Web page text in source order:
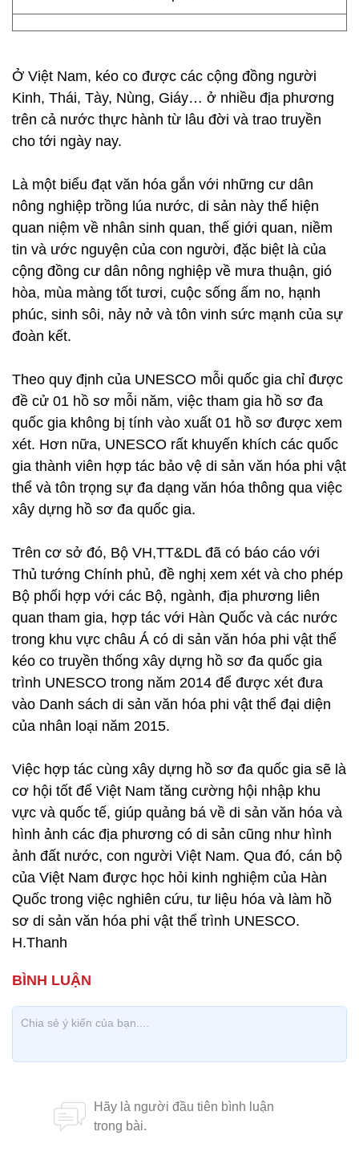
Ở Việt Nam, kéo co được các cộng đồng người
Kinh, Thái, Tày, Nùng, Giáy… ở nhiều địa phương
trên cả nước thực hành từ lâu đời và trao truyền
cho tới ngày nay.
Là một biểu đạt văn hóa gắn với những cư dân
nông nghiệp trồng lúa nước, di sản này thể hiện
quan niệm về nhân sinh quan, thế giới quan, niềm
tin và ước nguyện của con người, đặc biệt là của
cộng đồng cư dân nông nghiệp về mưa thuận, gió
hòa, mùa màng tốt tươi, cuộc sống ấm no, hạnh
phúc, sinh sôi, nảy nở và tôn vinh sức mạnh của sự
đoàn kết.
Theo quy định của UNESCO mỗi quốc gia chỉ được
đề cử 01 hồ sơ mỗi năm, việc tham gia hồ sơ đa
quốc gia không bị tính vào xuất 01 hồ sơ được xem
xét. Hơn nữa, UNESCO rất khuyến khích các quốc
gia thành viên hợp tác bảo vệ di sản văn hóa phi vật
thể và tôn trọng sự đa dạng văn hóa thông qua việc
xây dựng hồ sơ đa quốc gia.
Trên cơ sở đó, Bộ VH,TT&DL đã có báo cáo với
Thủ tướng Chính phủ, đề nghị xem xét và cho phép
Bộ phối hợp với các Bộ, ngành, địa phương liên
quan tham gia, hợp tác với Hàn Quốc và các nước
trong khu vực châu Á có di sản văn hóa phi vật thể
kéo co truyền thống xây dựng hồ sơ đa quốc gia
trình UNESCO trong năm 2014 để được xét đưa
vào Danh sách di sản văn hóa phi vật thể đại diện
của nhân loại năm 2015.
Việc hợp tác cùng xây dựng hồ sơ đa quốc gia sẽ là
cơ hội tốt để Việt Nam tăng cường hội nhập khu
vực và quốc tế, giúp quảng bá về di sản văn hóa và
hình ảnh các địa phương có di sản cũng như hình
ảnh đất nước, con người Việt Nam. Qua đó, cán bộ
của Việt Nam được học hỏi kinh nghiệm của Hàn
Quốc trong việc nghiên cứu, tư liệu hóa và làm hồ
sơ di sản văn hóa phi vật thể trình UNESCO.
H.Thanh